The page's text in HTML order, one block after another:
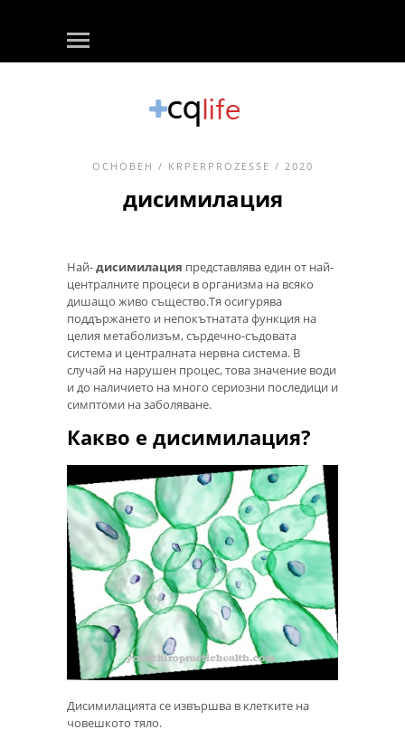
ОСНОВЕН / KRPERPROZESSE / 2020
дисимилация
Най-дисимилация представлява един от най-
централните процеси в организма на всяко
дишащо живо същество.Тя осигурява
поддържането и непокътнатата функция на
целия метаболизъм, сърдечно-съдовата
система и централната нервна система. В
случай на нарушен процес, това значение води
и до наличието на много сериозни последици и
симптоми на заболяване.
Какво е дисимилация?
Дисимилацията се извършва в клетките на
човешкото тяло.